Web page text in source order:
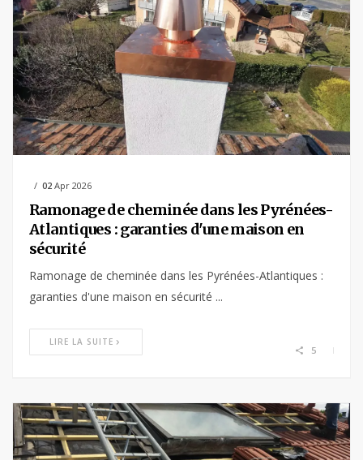
02 Apr 2026
Ramonage de cheminée dans les Pyrénées-
Atlantiques : garanties d'une maison en
sécurité
Ramonage de cheminée dans les Pyrénées-Atlantiques :
garanties d'une maison en sécurité ...
LIRE LA SUITE
5